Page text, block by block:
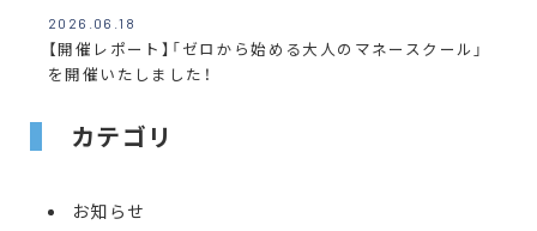
2026.06.18
【開催レポート】「ゼロから始める大人のマネースクール」
を開催いたしました！
カテゴリ
お知らせ